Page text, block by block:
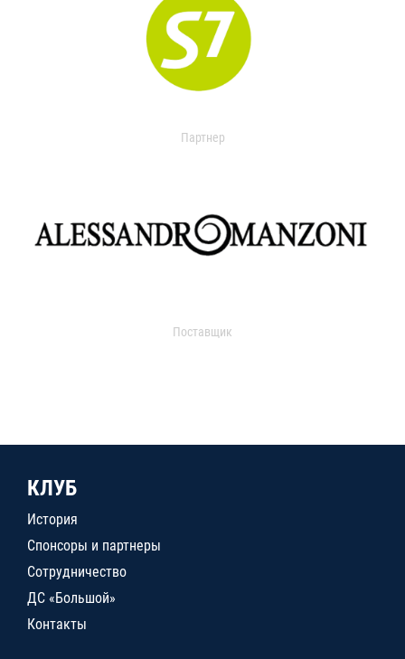
Партнер
Поставщик
КЛУБ
История
Спонсоры и партнеры
Сотрудничество
ДС «Большой»
Контакты